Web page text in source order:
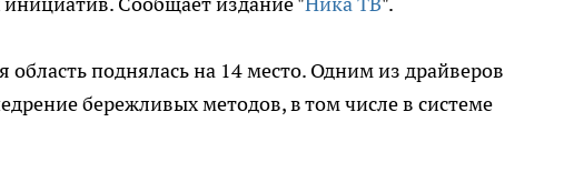
область поднялась на 14 место. Одним из драйверов
бережливых методов, в том числе в системе